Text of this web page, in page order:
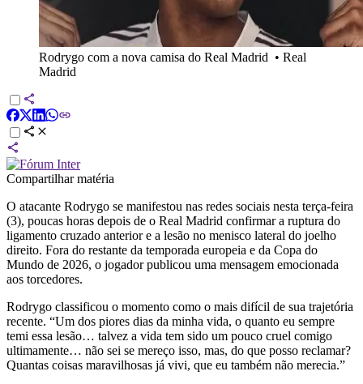
Rodrygo com a nova camisa do Real Madrid • Real
Madrid
Compartilhar matéria
O atacante Rodrygo se manifestou nas redes sociais nesta terça-feira
(3), poucas horas depois de o Real Madrid confirmar a ruptura do
ligamento cruzado anterior e a lesão no menisco lateral do joelho
direito. Fora do restante da temporada europeia e da Copa do
Mundo de 2026, o jogador publicou uma mensagem emocionada
aos torcedores.
Rodrygo classificou o momento como o mais difícil de sua trajetória
recente. “Um dos piores dias da minha vida, o quanto eu sempre
temi essa lesão… talvez a vida tem sido um pouco cruel comigo
ultimamente… não sei se mereço isso, mas, do que posso reclamar?
Quantas coisas maravilhosas já vivi, que eu também não merecia.”